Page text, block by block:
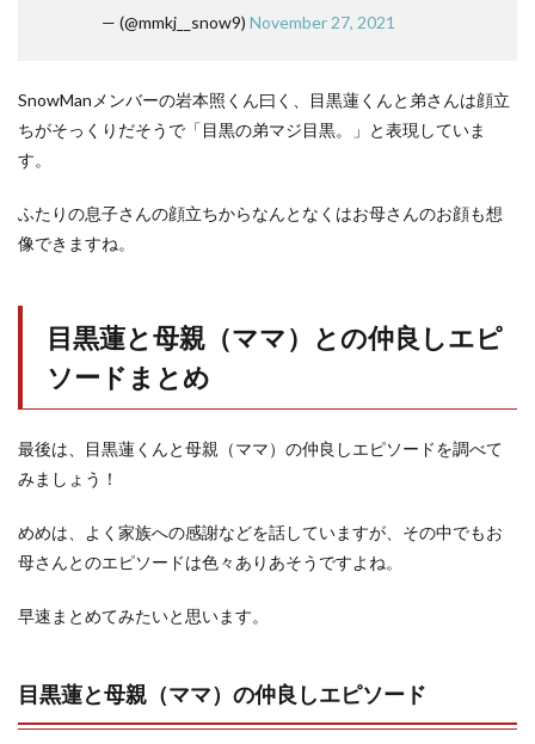
— (@mmkj__snow9) November 27, 2021
SnowManメンバーの岩本照くん曰く、目黒蓮くんと弟さんは顔立
ちがそっくりだそうで「目黒の弟マジ目黒。」と表現していま
す。
ふたりの息子さんの顔立ちからなんとなくはお母さんのお顔も想
像できますね。
目黒蓮と母親（ママ）との仲良しエピ
ソードまとめ
最後は、目黒蓮くんと母親（ママ）の仲良しエピソードを調べて
みましょう！
めめは、よく家族への感謝などを話していますが、その中でもお
母さんとのエピソードは色々ありあそうですよね。
早速まとめてみたいと思います。
目黒蓮と母親（ママ）の仲良しエピソード